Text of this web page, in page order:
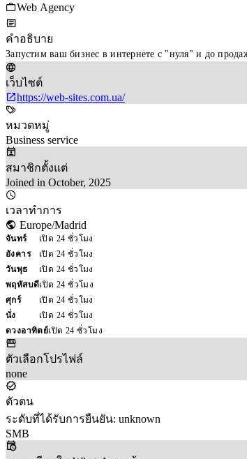
Web Agency
คำอธิบาย
Запустим ваш бизнес в интернете с "нуля" и до
เว็บไซต์
https://web-sites.com.ua/
หมวดหมู่
Business service
สมาชิกตั้งแต่
Joined in October, 2025
เวลาทำการ
Europe/Madrid
จันทร์
เปิด 24 ชั่วโมง
อังคาร
เปิด 24 ชั่วโมง
วันพุธ
เปิด 24 ชั่วโมง
พฤหัสบดีเปิด 24 ชั่วโมง
ศุกร์
เปิด 24 ชั่วโมง
นั่ง
เปิด 24 ชั่วโมง
ดวงอาทิตย์เปิด 24 ชั่วโมง
ตัวเลือกโปรไฟล์
none
ตัวตน
ระดับที่ได้รับการยืนยัน: unknown
SMB